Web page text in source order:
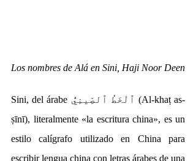
Los nombres de Alá en Sini, Haji Noor Deen
Sini, del árabe ٱلْخَطُ ٱلصِّينِيُّ (Al-khaṭ as-
ṣīnī), literalmente «la escritura china», es un
estilo calígrafo utilizado en China para
escribir lengua china con letras árabes de una